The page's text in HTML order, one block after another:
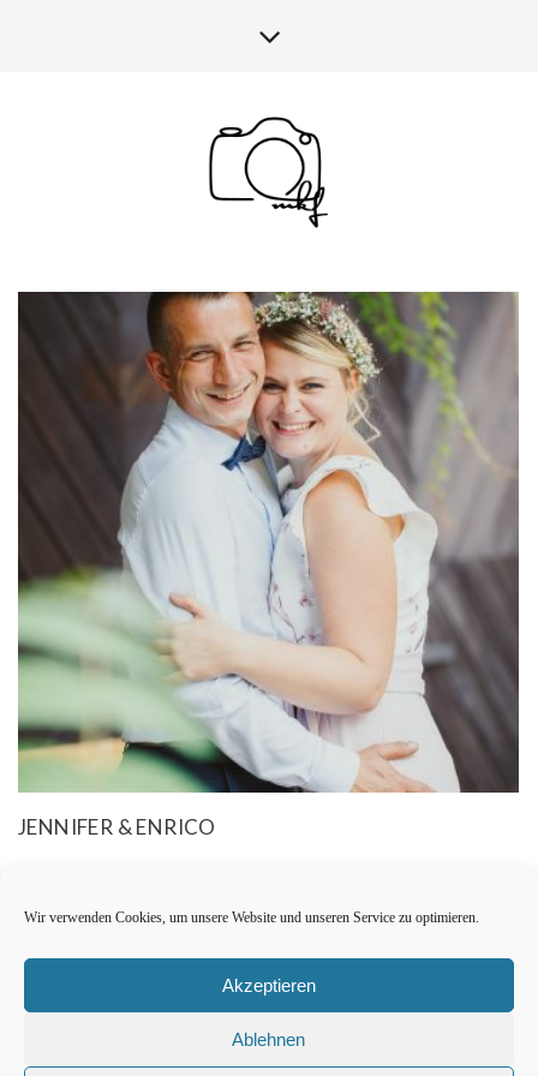
Wir verwenden Cookies, um unsere Website und unseren Service zu optimieren.
Akzeptieren
Ablehnen
JENNIFER & ENRICO